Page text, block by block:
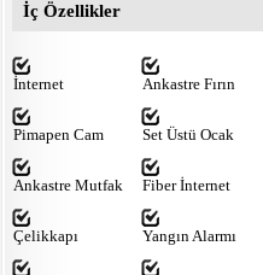
İç Özellikler
İnternet Ankastre Fırın
Pimapen Cam Set Üstü Ocak
Ankastre Mutfak Fiber İnternet
Çelikkapı Yangın Alarmı